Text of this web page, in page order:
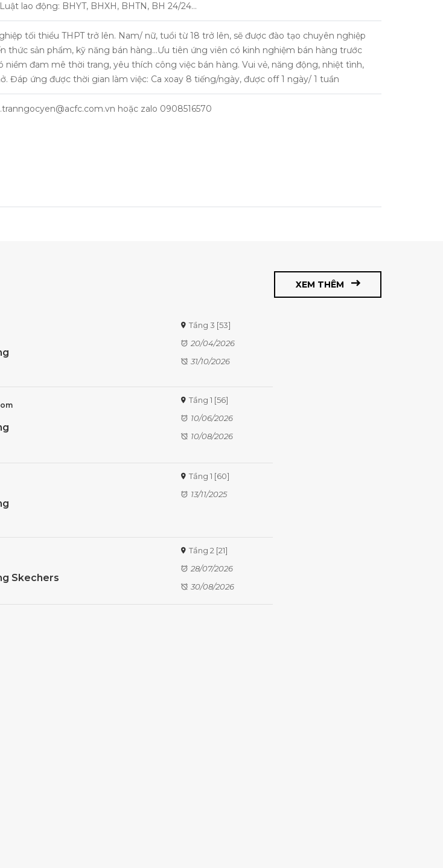
lao động: BHYT, BHXH, BHTN, BH 24/24…
tối thiểu THPT trở lên. Nam/ nữ, tuổi từ 18 trở lên, sẽ được đào tạo chuyên nghiệp
thức sản phẩm, kỹ năng bán hàng…Ưu tiên ứng viên có kinh nghiệm bán hàng trước
niềm đam mê thời trang, yêu thích công việc bán hàng. Vui vẻ, năng động, nhiệt tình,
Đáp ứng được thời gian làm việc: Ca xoay 8 tiếng/ngày, được off 1 ngày/ 1 tuần
hoặc zalo 0908516570
XEM THÊM
Tầng 3 [53]
20/04/2026
31/10/2026
Tầng 1 [56]
10/06/2026
10/08/2026
Tầng 1 [60]
13/11/2025
Skechers
Tầng 2 [21]
28/07/2026
30/08/2026